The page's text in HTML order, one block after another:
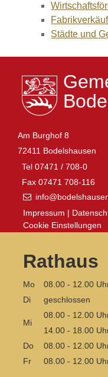
Städte und
Am Burghof 8
72411 Bodelshausen
Tel 07471 / 708-0
Fax 07471 708-116
Impressum
Cookie Einstellungen
Rathaus
Mo
08.00 - 12.00
Di
geschlossen
Mi
08.00 - 12.00
14.00 - 18.00
Do
08.00 - 12.00
Fr
08.00 - 12.00